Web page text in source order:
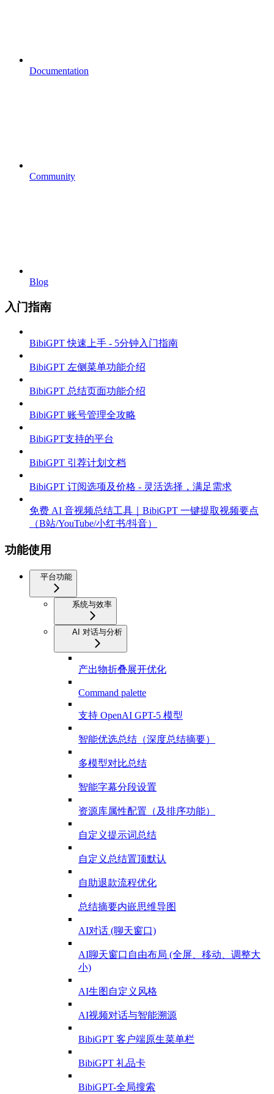
Documentation
Community
Blog
入门指南
BibiGPT 快速上手 - 5分钟入门指南
BibiGPT 左侧菜单功能介绍
BibiGPT 总结页面功能介绍
BibiGPT 账号管理全攻略
BibiGPT支持的平台
BibiGPT 引荐计划文档
BibiGPT 订阅选项及价格 - 灵活选择，满足需求
免费 AI 音视频总结工具｜BibiGPT 一键提取视频要点
（B站/YouTube/小红书/抖音）
功能使用
平台功能
系统与效率
AI 对话与分析
产出物折叠展开优化
Command palette
支持 OpenAI GPT-5 模型
智能优选总结（深度总结摘要）
多模型对比总结
智能字幕分段设置
资源库属性配置（及排序功能）
自定义提示词总结
自定义总结置顶默认
自助退款流程优化
总结摘要内嵌思维导图
AI对话 (聊天窗口)
AI聊天窗口自由布局 (全屏、移动、调整大
小)
AI生图自定义风格
AI视频对话与智能溯源
BibiGPT 客户端原生菜单栏
BibiGPT 礼品卡
BibiGPT-全局搜索